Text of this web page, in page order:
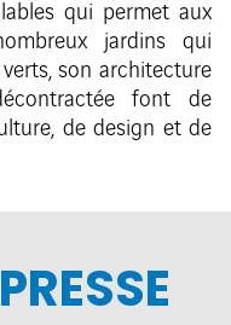
qui permet aux
jardins qui
son architecture
font de
de design et de